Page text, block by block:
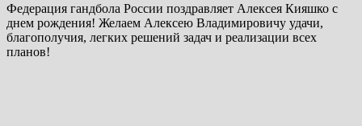
Федерация гандбола России поздравляет Алексея Кияшко с
днем рождения! Желаем Алексею Владимировичу удачи,
благополучия, легких решений задач и реализации всех
планов!